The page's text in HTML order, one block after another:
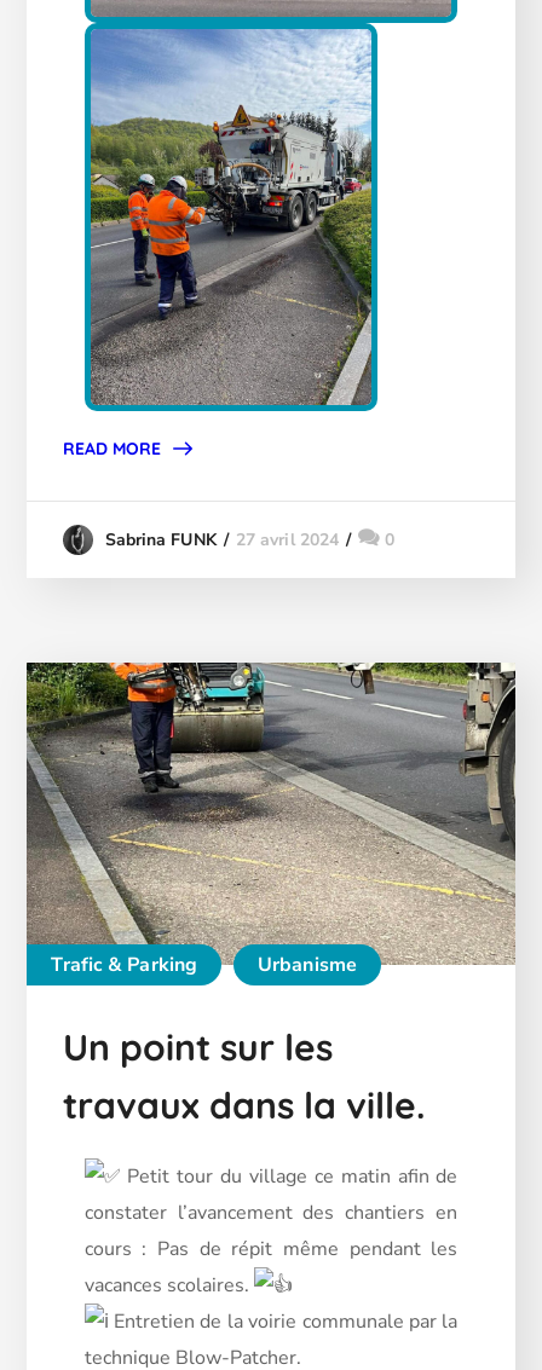
READ MORE
Sabrina FUNK 27 avril 2024 0
Trafic & Parking Urbanisme
Un point sur les
travaux dans la ville.
Petit tour du village ce matin afin de
constater l’avancement des chantiers en
cours : Pas de répit même pendant les
vacances scolaires.
Entretien de la voirie communale par la
technique Blow-Patcher.